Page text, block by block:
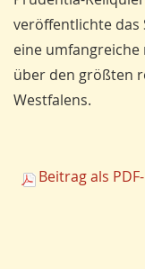
veröffentlichte das
eine
über den größten
Westfalens.
Beitrag als